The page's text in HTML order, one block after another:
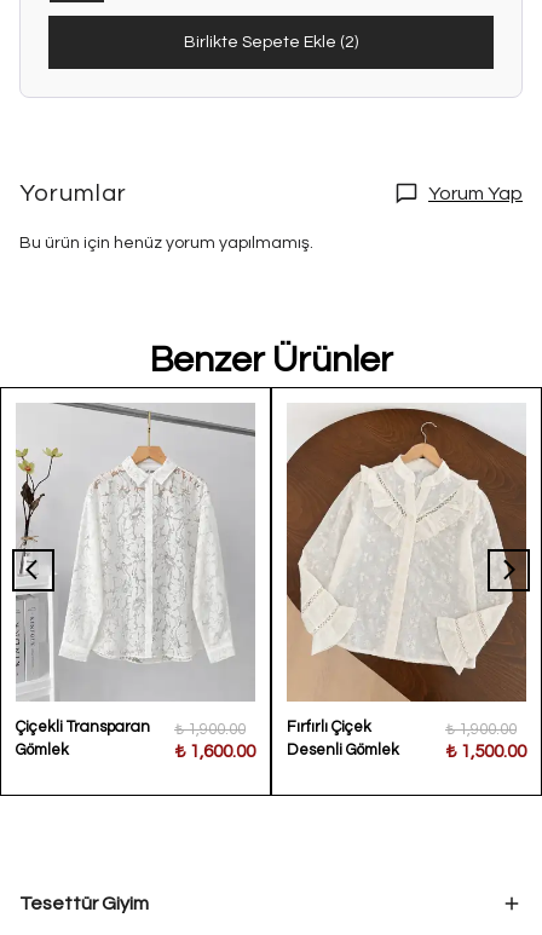
Birlikte Sepete Ekle (2)
Yorumlar Yorum Yap
Bu ürün için henüz yorum yapılmamış.
Benzer Ürünler
Çiçekli Transparan
Gömlek
₺ 1,900.00
₺ 1,600.00
Fırfırlı Çiçek
Desenli Gömlek
₺ 1,900.00
₺ 1,500.00
Tesettür Giyim